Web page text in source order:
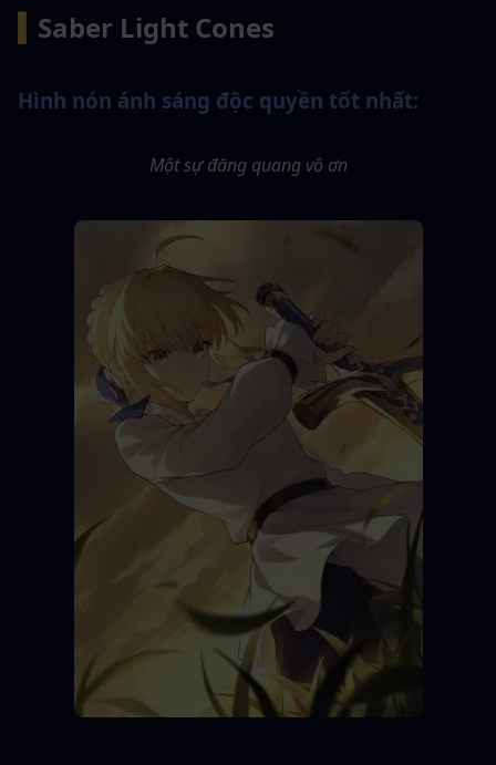
Saber Light Cones
Hình nón ánh sáng độc quyền tốt nhất:
Một sự đăng quang vô ơn